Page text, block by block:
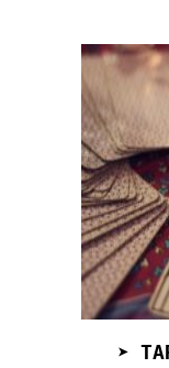
➤